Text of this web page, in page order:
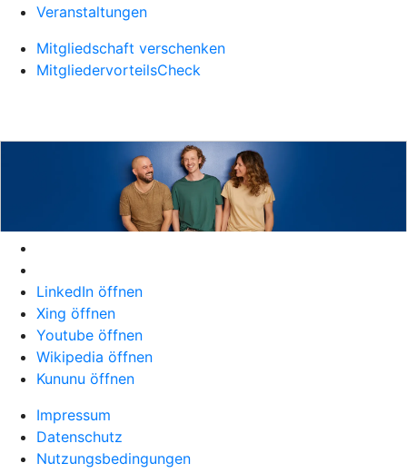
Veranstaltungen
Mitgliedschaft verschenken
MitgliedervorteilsCheck
LinkedIn öffnen
Xing öffnen
Youtube öffnen
Wikipedia öffnen
Kununu öffnen
Impressum
Datenschutz
Nutzungsbedingungen